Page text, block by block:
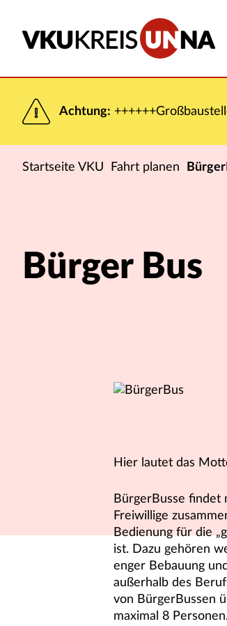
Achtung:
Startseite VKU Fahrt planen
Bürger Bus
Hier lautet das
BürgerBusse findet
Freiwillige
Bedienung für die
ist. Dazu gehören
enger Bebauung
außerhalb des
von BürgerBussen
maximal 8